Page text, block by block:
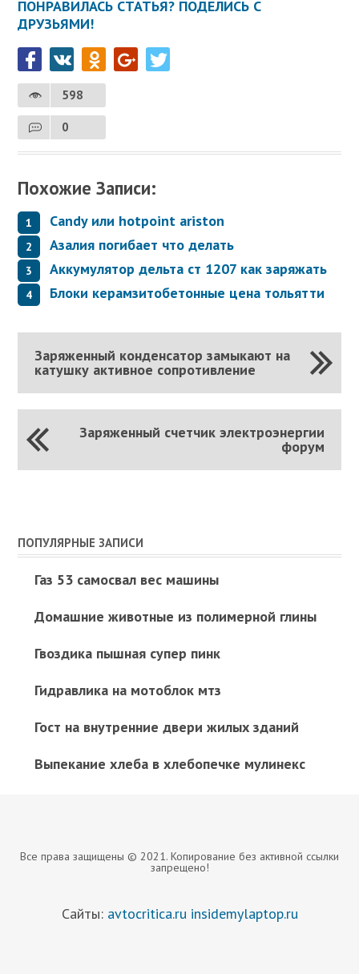
ПОНРАВИЛАСЬ СТАТЬЯ? ПОДЕЛИСЬ С
ДРУЗЬЯМИ!
598
0
Похожие Записи:
Candy или hotpoint ariston
Азалия погибает что делать
Аккумулятор дельта ст 1207 как заряжать
Блоки керамзитобетонные цена тольятти
Заряженный конденсатор замыкают на
катушку активное сопротивление
Заряженный счетчик электроэнергии
форум
ПОПУЛЯРНЫЕ ЗАПИСИ
Газ 53 самосвал вес машины
Домашние животные из полимерной глины
Гвоздика пышная супер пинк
Гидравлика на мотоблок мтз
Гост на внутренние двери жилых зданий
Выпекание хлеба в хлебопечке мулинекс
Все права защищены © 2021. Копирование без активной ссылки
запрещено!
Сайты: avtocritica.ru insidemylaptop.ru